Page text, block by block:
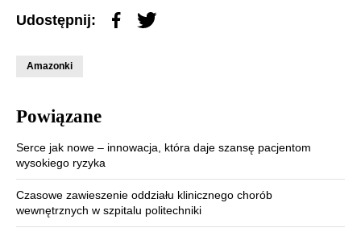
Udostępnij:
Amazonki
Powiązane
Serce jak nowe – innowacja, która daje szansę pacjentom
wysokiego ryzyka
Czasowe zawieszenie oddziału klinicznego chorób
wewnętrznych w szpitalu politechniki